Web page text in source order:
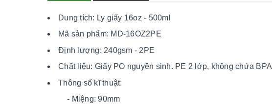
Dung tích: Ly giấy 16oz - 500ml
Mã sản phẩm: MD-16OZ2PE
Định lượng: 240gsm - 2PE
Chất liệu: Giấy PO nguyên sinh. PE 2 lớp, không chứa BPA
Thông số kĩ thuật:
- Miệng: 90mm